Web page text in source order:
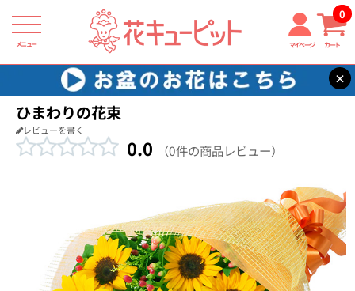
メニュー マイページ カート
0
×
花キューピット お祝い 【お祝い】ひまわりの花束
ひまわりの花束
レビューを書く
0.0 （0件の商品レビュー）